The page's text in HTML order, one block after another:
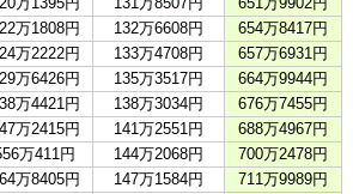
万1808円 132万6608円
654万8417円
万2222円 133万4708円
657万6931円
万6426円 135万3517円
664万9944円
万4421円 138万3034円
676万7455円
万2415円 141万2551円
688万4967円
万411円 144万2068円
700万2478円
万8405円 147万1584円
711万9989円